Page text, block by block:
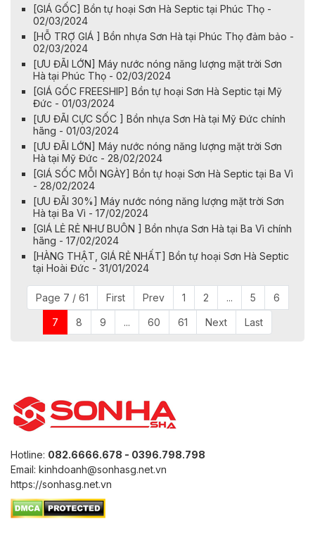
[GIÁ GỐC] Bồn tự hoại Sơn Hà Septic tại Phúc Thọ -
02/03/2024
[HỖ TRỢ GIÁ ] Bồn nhựa Sơn Hà tại Phúc Thọ đảm bảo -
02/03/2024
[ƯU ĐÃI LỚN] Máy nước nóng năng lượng mặt trời Sơn
Hà tại Phúc Thọ - 02/03/2024
[GIÁ GỐC FREESHIP] Bồn tự hoại Sơn Hà Septic tại Mỹ
Đức - 01/03/2024
​​​​[ƯU ĐÃI CỰC SỐC ] Bồn nhựa Sơn Hà tại Mỹ Đức chính
hãng - 01/03/2024
[ƯU ĐÃI LỚN] Máy nước nóng năng lượng mặt trời Sơn
Hà tại Mỹ Đức - 28/02/2024
[GIÁ SỐC MỖI NGÀY] Bồn tự hoại Sơn Hà Septic tại Ba Vì
- 28/02/2024
[ƯU ĐÃI 30%] Máy nước nóng năng lượng mặt trời Sơn
Hà tại Ba Vì - 17/02/2024
[GIÁ LẺ RẺ NHƯ BUÔN ] Bồn nhựa Sơn Hà tại Ba Vì chính
hãng - 17/02/2024
[HÀNG THẬT, GIÁ RẺ NHẤT] Bồn tự hoại Sơn Hà Septic
tại Hoài Đức - 31/01/2024
Page 7 / 61 First Prev 1 2 ... 5 6
7 8 9 ... 60 61 Next Last
Hotline: 082.6666.678 - 0396.798.798
Email: kinhdoanh@sonhasg.net.vn
https://sonhasg.net.vn